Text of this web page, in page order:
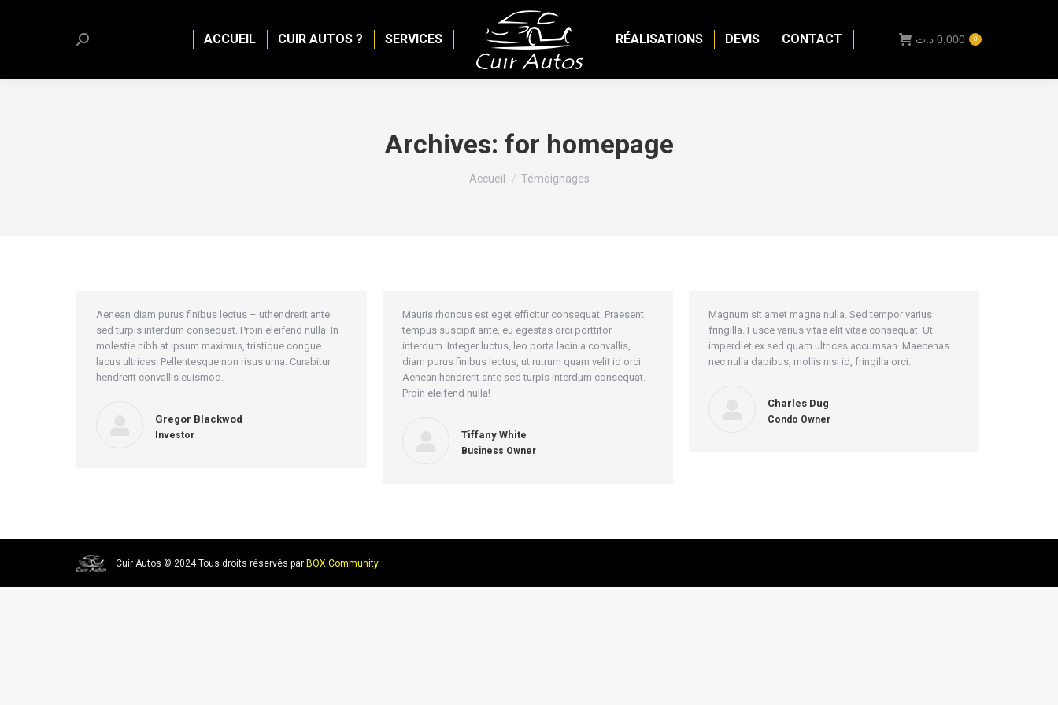
ACCUEIL CUIR AUTOS ? SERVICES
Search: RÉALISATIONS DEVIS CONTACT 0,000 د.ت 0
Archives: for homepage
Accueil Témoignages
Aenean diam purus finibus lectus – uthendrerit ante
sed turpis interdum consequat. Proin eleifend nulla! In
molestie nibh at ipsum maximus, tristique congue
lacus ultrices. Pellentesque non risus urna. Curabitur
hendrerit convallis euismod.
Gregor Blackwod
Investor
Mauris rhoncus est eget efficitur consequat. Praesent
tempus suscipit ante, eu egestas orci porttitor
interdum. Integer luctus, leo porta lacinia convallis,
diam purus finibus lectus, ut rutrum quam velit id orci.
Aenean hendrerit ante sed turpis interdum consequat.
Proin eleifend nulla!
Tiffany White
Business Owner
Magnum sit amet magna nulla. Sed tempor varius
fringilla. Fusce varius vitae elit vitae consequat. Ut
imperdiet ex sed quam ultrices accumsan. Maecenas
nec nulla dapibus, mollis nisi id, fringilla orci.
Charles Dug
Condo Owner
Cuir Autos © 2024 Tous droits réservés par BOX Community